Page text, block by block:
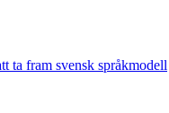
ta fram svensk språkmodell